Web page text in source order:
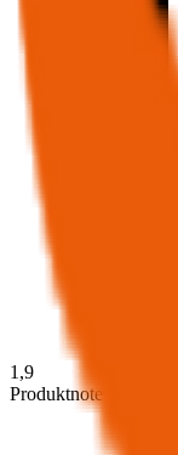
1,9
Produktnote